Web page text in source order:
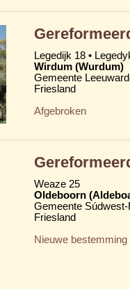
Legedijk 18 •
Wirdum (Wurdum)
Gemeente
Friesland
Afgebroken
Weaze 25
Oldeboorn
Gemeente
Friesland
Nieuwe bestemming